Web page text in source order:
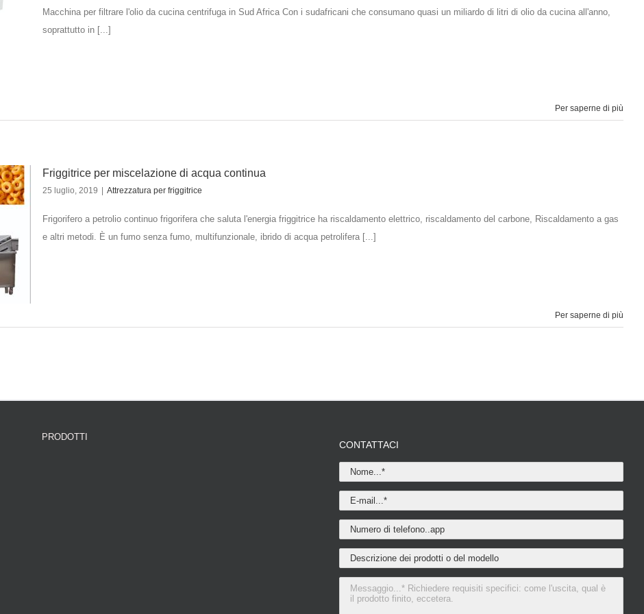
Macchina per filtrare l'olio da cucina centrifuga in Sud Africa Con i sudafricani che consumano quasi un miliardo di litri di olio da cucina all'anno,
soprattutto in [...]
Per saperne di più
Friggitrice per miscelazione di acqua continua
25 luglio, 2019 Attrezzatura per friggitrice
Frigorifero a petrolio continuo frigorifera che saluta l'energia friggitrice ha riscaldamento elettrico, riscaldamento del carbone, Riscaldamento a gas
e altri metodi. È un fumo senza fumo, multifunzionale, ibrido di acqua petrolifera [...]
Per saperne di più
PRODOTTI
CONTATTACI